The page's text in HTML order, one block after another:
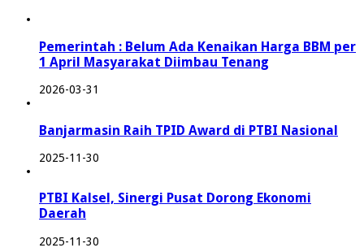
Pemerintah : Belum Ada Kenaikan Harga BBM per
1 April Masyarakat Diimbau Tenang
2026-03-31
Banjarmasin Raih TPID Award di PTBI Nasional
2025-11-30
PTBI Kalsel, Sinergi Pusat Dorong Ekonomi
Daerah
2025-11-30